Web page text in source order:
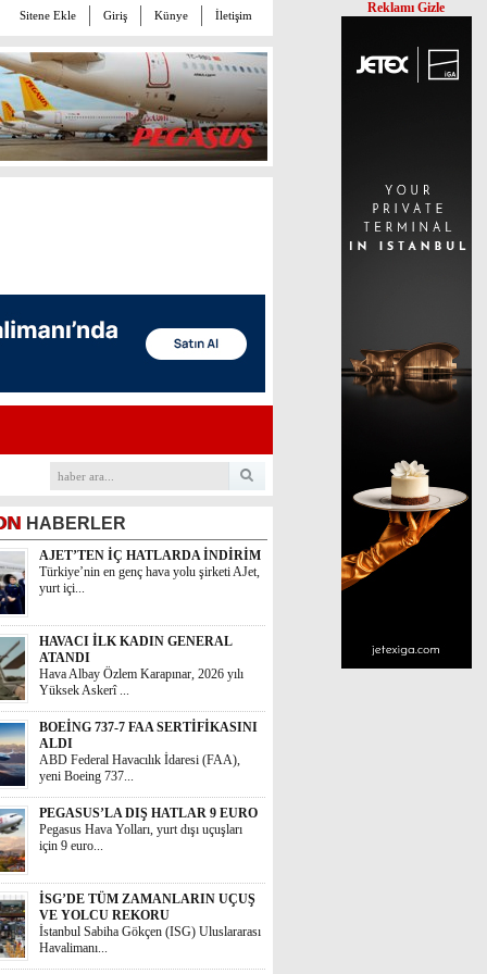
Sitene Ekle Giriş Künye İletişim
HABERLER
AJET’TEN İÇ HATLARDA İNDİRİM
Türkiye’nin en genç hava yolu şirketi AJet,
yurt içi...
HAVACI İLK KADIN GENERAL
ATANDI
Hava Albay Özlem Karapınar, 2026 yılı
Yüksek Askerî ...
BOEİNG 737-7 FAA SERTİFİKASINI
ALDI
ABD Federal Havacılık İdaresi (FAA),
yeni Boeing 737...
PEGASUS’LA DIŞ HATLAR 9 EURO
Pegasus Hava Yolları, yurt dışı uçuşları
için 9 euro...
İSG’DE TÜM ZAMANLARIN UÇUŞ
VE YOLCU REKORU
İstanbul Sabiha Gökçen (ISG) Uluslararası
Havalimanı...
Reklamı Gizle